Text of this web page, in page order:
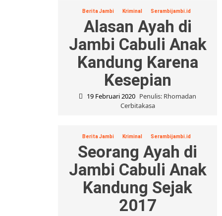
Berita Jambi Kriminal Serambijambi.id
Alasan Ayah di
Jambi Cabuli Anak
Kandung Karena
Kesepian
19 Februari 2020 Penulis: Rhomadan
Cerbitakasa
Berita Jambi Kriminal Serambijambi.id
Seorang Ayah di
Jambi Cabuli Anak
Kandung Sejak
2017